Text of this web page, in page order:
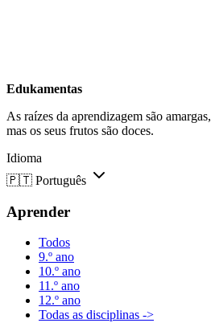
Edukamentas
As raízes da aprendizagem são amargas,
mas os seus frutos são doces.
Idioma
🇵🇹 Português
Aprender
Todos
9.º ano
10.º ano
11.º ano
12.º ano
Todas as disciplinas ->